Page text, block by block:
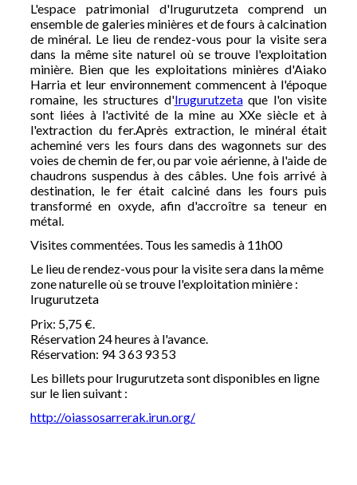
L'espace patrimonial d'Irugurutzeta comprend un
ensemble de galeries minières et de fours à calcination
de minéral. Le lieu de rendez-vous pour la visite sera
dans la même site naturel où se trouve l'exploitation
minière. Bien que les exploitations minières d'Aiako
Harria et leur environnement commencent à l'époque
romaine, les structures d'Irugurutzetaque l'on visite
sont liées à l'activité de la mine au XXe siècle et à
l'extraction du fer.Après extraction, le minéral était
acheminé vers les fours dans des wagonnets sur des
voies de chemin de fer, ou par voie aérienne, à l'aide de
chaudrons suspendus à des câbles. Une fois arrivé à
destination, le fer était calciné dans les fours puis
transformé en oxyde, afin d'accroître sa teneur en
métal.
Visites commentées. Tous les samedis à 11h00
Le lieu de rendez-vous pour la visite sera dans la même
zone naturelle où se trouve l'exploitation minière :
Irugurutzeta
Prix: 5,75 €.
Réservation 24 heures à l'avance.
Réservation: 94 3 63 93 53
Les billets pour Irugurutzeta sont disponibles en ligne
sur le lien suivant :
http://oiassosarrerak.irun.org/